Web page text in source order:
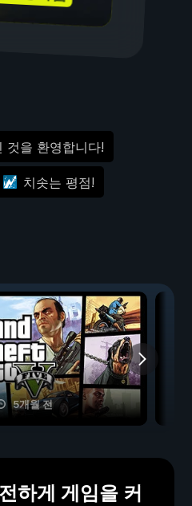
것을 환영합니다!
치솟는 평점!
5개월 전
하게 게임을 커